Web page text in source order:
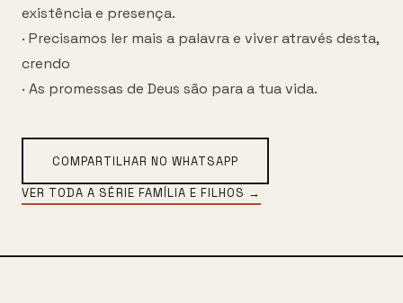
existência e presença.
· Precisamos ler mais a palavra e viver através desta,
crendo
· As promessas de Deus são para a tua vida.
COMPARTILHAR NO WHATSAPP
VER TODA A SÉRIE FAMÍLIA E FILHOS →